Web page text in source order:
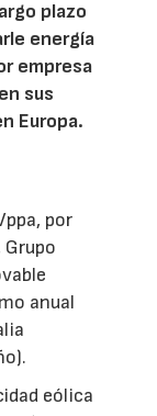
plazo
energía
empresa
sus
Europa.
por
anual
eólica